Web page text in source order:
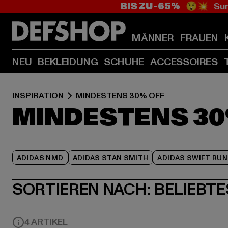
BIS ZU -65% 😲💥
MÄNNER FRAUEN
NEU BEKLEIDUNG SCHUHE ACCESSOIRES
INSPIRATION MINDESTENS 30% OFF
MINDESTENS
ADIDAS NMD ADIDAS STAN SMITH ADIDAS SWIFT RUN
SORTIEREN NACH:
4 ARTIKEL